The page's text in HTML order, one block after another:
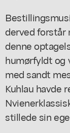
derved
denne
humørfyldt og
med sandt
Kuhlau havde
stillede sin